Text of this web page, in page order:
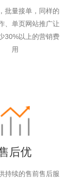
批量接单，同样的
、单页网站推广让
30%以上的营销费
用
后优
持续的售前售后服